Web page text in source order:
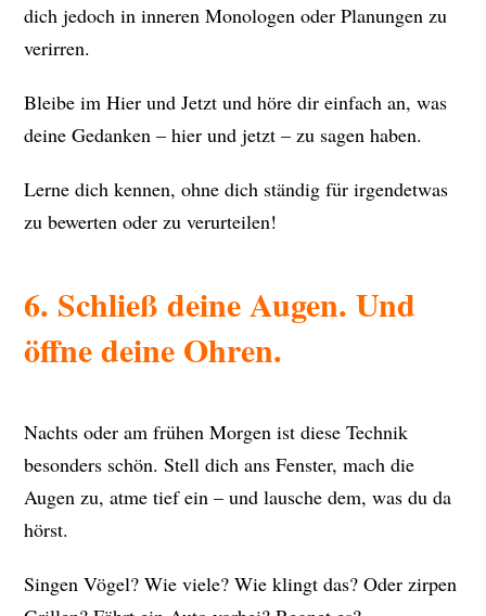
dich jedoch in inneren Monologen oder Planungen zu
verirren.
Bleibe im Hier und Jetzt und höre dir einfach an, was
deine Gedanken – hier und jetzt – zu sagen haben.
Lerne dich kennen, ohne dich ständig für irgendetwas
zu bewerten oder zu verurteilen!
6. Schließ deine Augen. Und
öffne deine Ohren.
Nachts oder am frühen Morgen ist diese Technik
besonders schön. Stell dich ans Fenster, mach die
Augen zu, atme tief ein – und lausche dem, was du da
hörst.
Singen Vögel? Wie viele? Wie klingt das? Oder zirpen